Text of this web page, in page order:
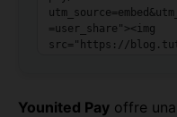
Younited Pay offre